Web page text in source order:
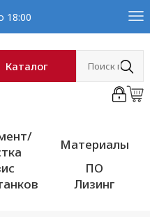
18:00
Каталог
Материалы
ПО
Лизинг